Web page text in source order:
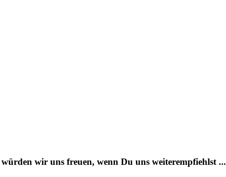
wir uns freuen, wenn Du uns weiterempfiehlst ...